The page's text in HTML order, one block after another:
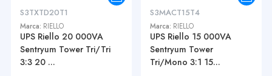
S3TXTD20T1
Marca: RIELLO
UPS Riello 20 000VA
Sentryum Tower Tri/Tri
3:3 20 ...
S3MACT15T4
Marca: RIELLO
UPS Riello 15 000VA
Sentryum Tower
Tri/Mono 3:1 15...